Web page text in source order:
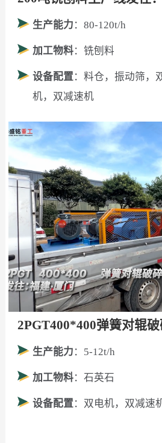
生产能力 ：80-120t/h
加工物料：铣刨料
设备配置：料仓，振动筛，
机，双减速机
生产能力 ：5-12t/h
加工物料：石英石
设备配置 ：双电机，双减速